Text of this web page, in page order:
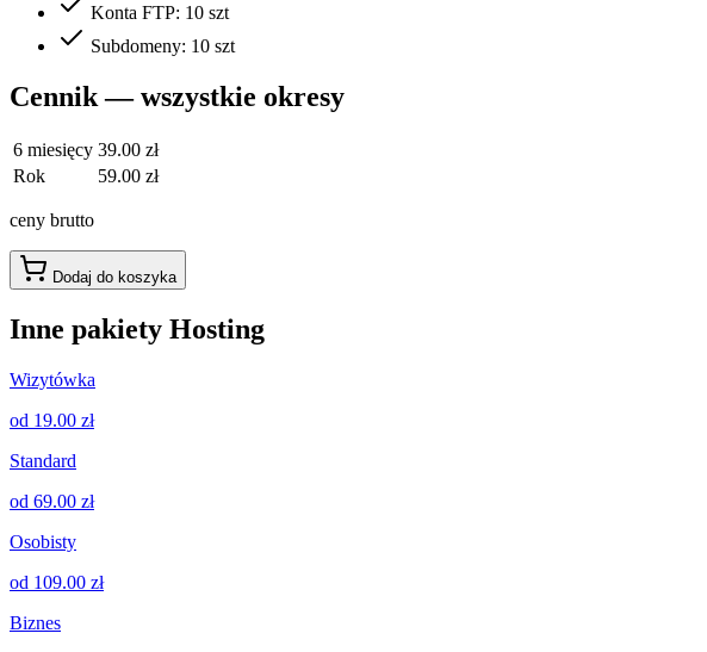
Konta FTP: 10 szt
Subdomeny: 10 szt
Cennik — wszystkie okresy
6 miesięcy 39.00 zł
Rok
59.00 zł
ceny brutto
Dodaj do koszyka
Inne pakiety Hosting
Wizytówka
od 19.00 zł
Standard
od 69.00 zł
Osobisty
od 109.00 zł
Biznes